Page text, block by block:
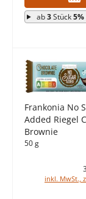
ab3Stück
Frankonia No
Added Riegel
Brownie
50 g
inkl. MwSt.,